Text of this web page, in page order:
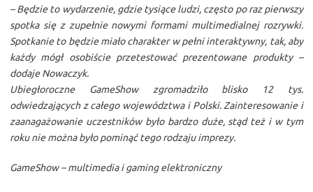
– Będzie to wydarzenie, gdzie tysiące ludzi, często po raz pierwszy
spotka się z zupełnie nowymi formami multimedialnej rozrywki.
Spotkanie to będzie miało charakter w pełni interaktywny, tak, aby
każdy mógł osobiście przetestować prezentowane produkty –
dodaje Nowaczyk.
Ubiegłoroczne GameShow zgromadziło blisko 12 tys.
odwiedzających z całego województwa i Polski. Zainteresowanie i
zaanagażowanie uczestników było bardzo duże, stąd też i w tym
roku nie można było pominąć tego rodzaju imprezy.
GameShow – multimedia i gaming elektroniczny